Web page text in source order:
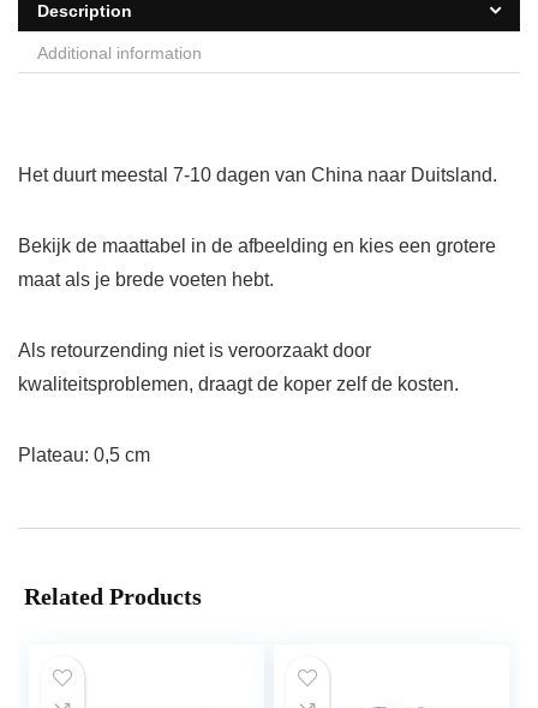
Description
Additional information
Het duurt meestal 7-10 dagen van China naar Duitsland.
Bekijk de maattabel in de afbeelding en kies een grotere
maat als je brede voeten hebt.
Als retourzending niet is veroorzaakt door
kwaliteitsproblemen, draagt de koper zelf de kosten.
Plateau: 0,5 cm
Related Products